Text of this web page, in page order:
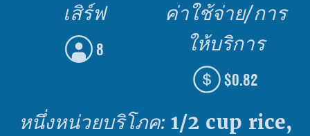
เสิร์ฟ
8
ค่าใช้จ่าย/การ
ให้บริการ
$0.82
หนึ่งหน่วยบริโภค: 1/2 cup rice,